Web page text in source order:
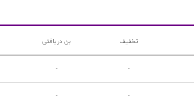
تخفیف بن دریافتی
-
-
-
-